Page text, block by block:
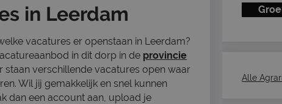
in Leerdam
vacatures er openstaan in Leerdam?
in dit dorp in de provincie
staan verschillende vacatures open waar
Wil jij gemakkelijk en snel kunnen
dan een account aan, upload je
Alle